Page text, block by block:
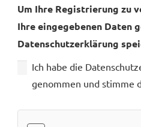
Um Ihre Registrierung zu
Ihre eingegebenen Daten
Datenschutzerklärung
Ich habe die
genommen und stimme